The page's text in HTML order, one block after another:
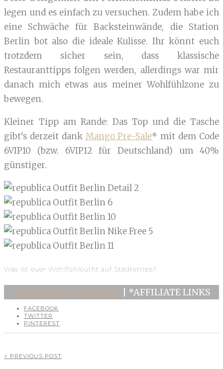
legen und es einfach zu versuchen. Zudem habe ich
eine Schwäche für Backsteinwände, die Station
Berlin bot also die ideale Kulisse. Ihr könnt euch
trotzdem sicher sein, dass klassische
Restauranttipps folgen werden, allerdings war mir
danach mich etwas aus meiner Wohlfühlzone zu
bewegen.
Kleiner Tipp am Rande: Das Top und die Tasche
gibt’s derzeit dank Mango Pre-Sale* mit dem Code
6VIP10 (bzw. 6VIP12 für Deutschland) um 40%
günstiger.
Was ist euer Wohlfühloutfit auf Städtetrips?
Transparenz/Disclosure | *AFFILIATE LINKS
FACEBOOK
TWITTER
PINTEREST
< PREVIOUS POST